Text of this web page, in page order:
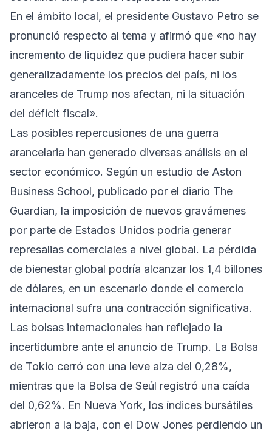
En el ámbito local, el presidente Gustavo Petro se
pronunció respecto al tema y afirmó que «no hay
incremento de liquidez que pudiera hacer subir
generalizadamente los precios del país, ni los
aranceles de Trump nos afectan, ni la situación
del déficit fiscal».
Las posibles repercusiones de una guerra
arancelaria han generado diversas análisis en el
sector económico. Según un estudio de Aston
Business School, publicado por el diario The
Guardian, la imposición de nuevos gravámenes
por parte de Estados Unidos podría generar
represalias comerciales a nivel global. La pérdida
de bienestar global podría alcanzar los 1,4 billones
de dólares, en un escenario donde el comercio
internacional sufra una contracción significativa.
Las bolsas internacionales han reflejado la
incertidumbre ante el anuncio de Trump. La Bolsa
de Tokio cerró con una leve alza del 0,28%,
mientras que la Bolsa de Seúl registró una caída
del 0,62%. En Nueva York, los índices bursátiles
abrieron a la baja, con el Dow Jones perdiendo un